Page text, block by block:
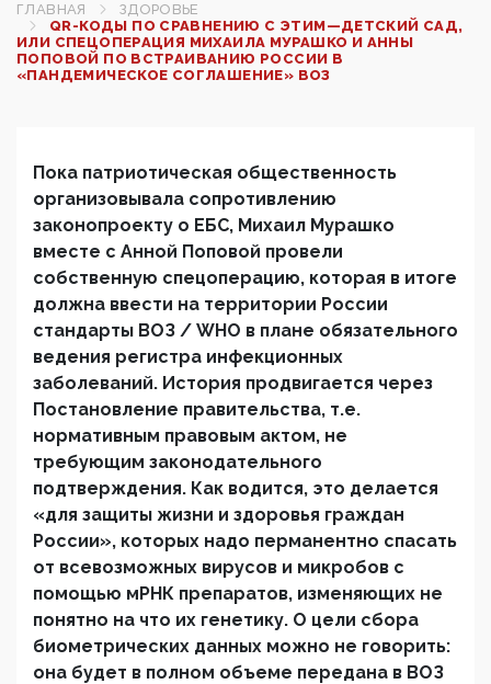
ГЛАВНАЯ
ЗДОРОВЬЕ
QR-КОДЫ ПО СРАВНЕНИЮ С ЭТИМ—ДЕТСКИЙ САД,
ИЛИ СПЕЦОПЕРАЦИЯ МИХАИЛА МУРАШКО И АННЫ
ПОПОВОЙ ПО ВСТРАИВАНИЮ РОССИИ В
«ПАНДЕМИЧЕСКОЕ СОГЛАШЕНИЕ» ВОЗ
Пока патриотическая общественность
организовывала сопротивлению
законопроекту о ЕБС, Михаил Мурашко
вместе с Анной Поповой провели
собственную спецоперацию, которая в итоге
должна ввести на территории России
стандарты ВОЗ / WHO в плане обязательного
ведения регистра инфекционных
заболеваний. История продвигается через
Постановление правительства, т.е.
нормативным правовым актом, не
требующим законодательного
подтверждения. Как водится, это делается
«для защиты жизни и здоровья граждан
России», которых надо перманентно спасать
от всевозможных вирусов и микробов с
помощью мРНК препаратов, изменяющих не
понятно на что их генетику. О цели сбора
биометрических данных можно не говорить:
она будет в полном объеме передана в ВОЗ